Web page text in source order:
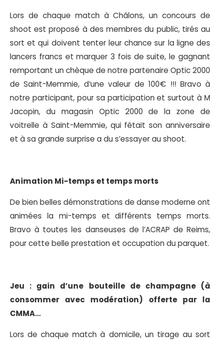
Lors de chaque match à Châlons, un concours de
shoot est proposé à des membres du public, tirés au
sort et qui doivent tenter leur chance sur la ligne des
lancers francs et marquer 3 fois de suite, le gagnant
remportant un chèque de notre partenaire Optic 2000
de Saint-Memmie, d’une valeur de 100€ !!! Bravo à
notre participant, pour sa participation et surtout à M
Jacopin, du magasin Optic 2000 de la zone de
voitrelle à Saint-Memmie, qui fêtait son anniversaire
et à sa grande surprise a du s’essayer au shoot.
Animation Mi-temps et temps morts
De bien belles démonstrations de danse moderne ont
animées la mi-temps et différents temps morts.
Bravo à toutes les danseuses de l’ACRAP de Reims,
pour cette belle prestation et occupation du parquet.
Jeu : gain d’une bouteille de champagne (à
consommer avec modération) offerte par la
CMMA…
Lors de chaque match à domicile, un tirage au sort